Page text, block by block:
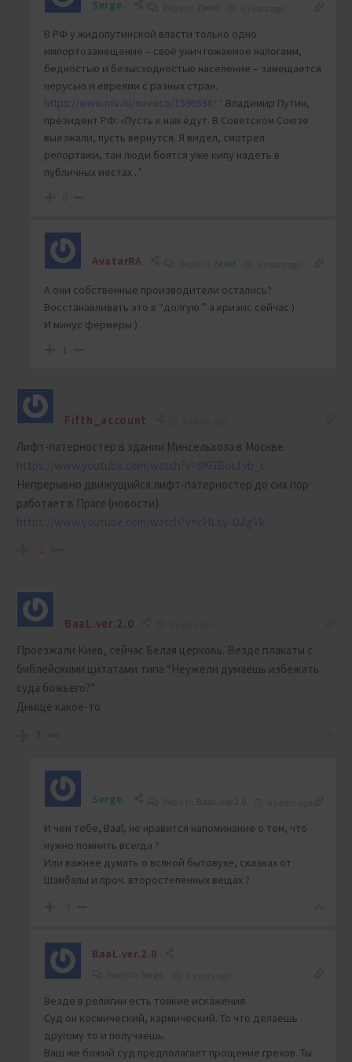
Serge. Zedef
В РФ у жидопутинской власти только одно
импортозамещение – своё уничтожаемое налогами,
бедностью и безысходностью население – замещается
нерусью и евреями с разных стран.
https://www.ntv.ru/novosti/1596558/ ‘..Владимир Путин,
президент РФ: «Пусть к нам едут. В Советском Союзе
выезжали, пусть вернутся. Я видел, смотрел
репортажи, там люди боятся уже кипу надеть в
публичных местах ..’
AvatarRA Zedef
А они собственные производители остались?
Восстанавливать это в “долгую ” а кризис сейчас.)
И минус фермеры )
1
Fifth_account
Лифт-патерностер в здании Минсельхоза в Москве.
https://www.youtube.com/watch?v=8KGBoc1vb_c
Непрерывно движущийся лифт-патерностер до сих пор
работает в Праге (новости).
https://www.youtube.com/watch?v=cHLsy-DZgVk
BaaL.ver.2.0
Проезжали Киев, сейчас Белая церковь. Везде плакаты с
библейскими цитатами типа “Неужели думаешь избежать
суда божьего?”
Днище какое-то
2
Serge. BaaL.ver.2.0
И чем тебе, Baal, не нравится напоминание о том, что
нужно помнить всегда ?
Или важнее думать о всякой бытовухе, сказках от
Шамбалы и проч. второстепенных вещах ?
-3
BaaL.ver.2.0
Serge.
Везде в религии есть тонкие искажения.
Суд он космический, кармический. То что делаешь
другому то и получаешь.
Ваш же божий суд предполагает прощение грехов. Ты